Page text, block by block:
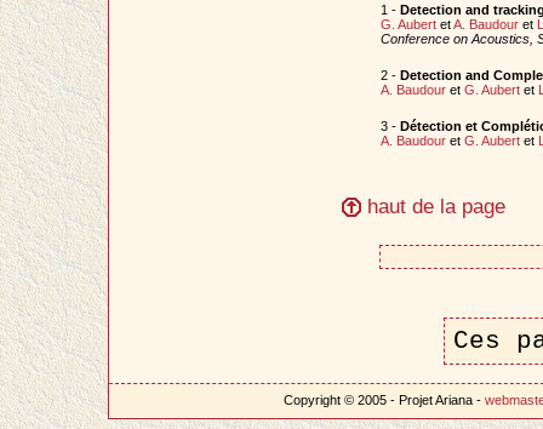
1 - Detection and
G. AubertetA. Baudouret
Conference on Acoustics,
2 - Detection and
A. Baudouret G. Aubertet
3 - Détection et
A. Baudouret G. Aubertet
haut de la page
Ces
Copyright © 2005 - Projet Ariana -